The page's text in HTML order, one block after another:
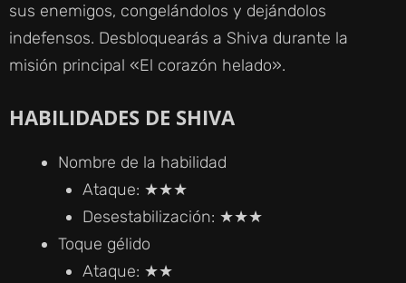
sus enemigos, congelándolos y dejándolos
indefensos. Desbloquearás a Shiva durante la
misión principal «El corazón helado».
HABILIDADES DE SHIVA
Nombre de la habilidad
Ataque: ★★★
Desestabilización: ★★★
Toque gélido
Ataque: ★★